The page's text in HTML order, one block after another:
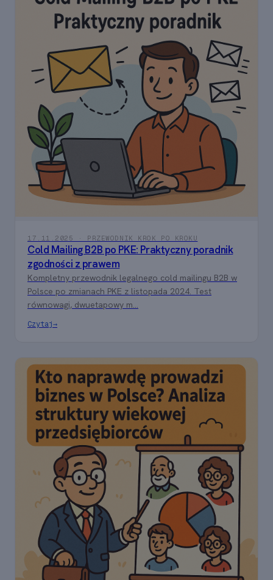
17.11.2025 · PRZEWODNIK KROK PO KROKU
Cold Mailing B2B po PKE: Praktyczny poradnik
zgodności z prawem
Kompletny przewodnik legalnego cold mailingu B2B w
Polsce po zmianach PKE z listopada 2024. Test
równowagi, dwuetapowy m...
Czytaj→